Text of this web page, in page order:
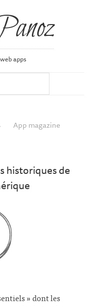
apps
App magazine
historiques de
» dont les